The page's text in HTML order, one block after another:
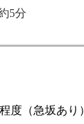
5分
度（急坂あり）